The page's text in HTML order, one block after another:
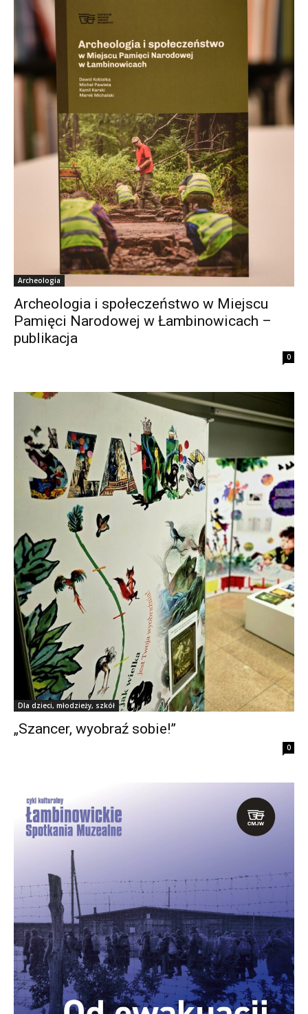
Archeologia
Archeologia i społeczeństwo w Miejscu
Pamięci Narodowej w Łambinowicach –
publikacja
0
Dla dzieci, młodzieży, szkół
„Szancer, wyobraź sobie!”
0